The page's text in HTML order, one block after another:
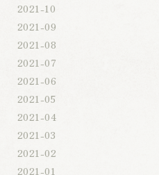
2021-10
2021-09
2021-08
2021-07
2021-06
2021-05
2021-04
2021-03
2021-02
2021-01